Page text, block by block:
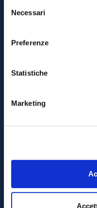
delNecessari
Preferenze
Statistiche
Marketing
facile e veloce!